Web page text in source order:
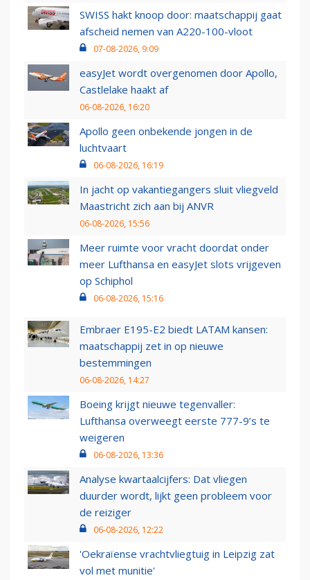
SWISS hakt knoop door: maatschappij gaat
afscheid nemen van A220-100-vloot
07-08-2026, 9:09
easyJet wordt overgenomen door Apollo,
Castlelake haakt af
06-08-2026, 16:20
Apollo geen onbekende jongen in de
luchtvaart
06-08-2026, 16:19
In jacht op vakantiegangers sluit vliegveld
Maastricht zich aan bij ANVR
06-08-2026, 15:56
Meer ruimte voor vracht doordat onder
meer Lufthansa en easyJet slots vrijgeven
op Schiphol
06-08-2026, 15:16
Embraer E195-E2 biedt LATAM kansen:
maatschappij zet in op nieuwe
bestemmingen
06-08-2026, 14:27
Boeing krijgt nieuwe tegenvaller:
Lufthansa overweegt eerste 777-9’s te
weigeren
06-08-2026, 13:36
Analyse kwartaalcijfers: Dat vliegen
duurder wordt, lijkt geen probleem voor
de reiziger
06-08-2026, 12:22
'Oekraïense vrachtvliegtuig in Leipzig zat
vol met munitie'